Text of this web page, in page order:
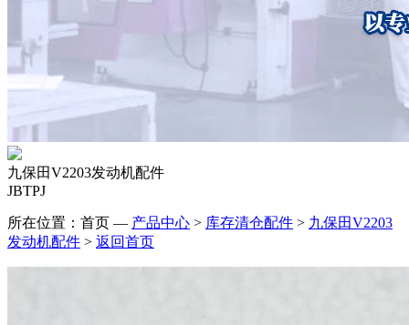
九保田V2203发动机配件
JBTPJ
所在位置：首页 — 产品中心 > 库存清仓配件 > 九保田V2203
发动机配件 > 返回首页